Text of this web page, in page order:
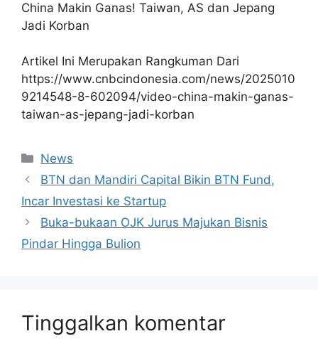
China Makin Ganas! Taiwan, AS dan Jepang
Jadi Korban
Artikel Ini Merupakan Rangkuman Dari
https://www.cnbcindonesia.com/news/2025010
9214548-8-602094/video-china-makin-ganas-
taiwan-as-jepang-jadi-korban
Kategori
News
BTN dan Mandiri Capital Bikin BTN Fund,
Incar Investasi ke Startup
Buka-bukaan OJK Jurus Majukan Bisnis
Pindar Hingga Bulion
Tinggalkan komentar